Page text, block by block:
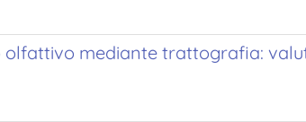
olfattivo mediante trattografia: